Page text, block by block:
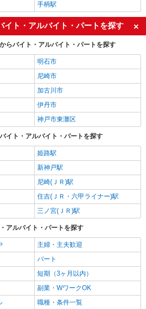
手柄駅
イト・アルバイト・パートを探す
らバイト・アルバイト・パートを探す
明石市
尼崎市
加古川市
伊丹市
神戸市東灘区
イト・アルバイト・パートを探す
姫路駅
新神戸駅
尼崎(ＪＲ)駅
住吉(ＪＲ・六甲ライナー)駅
三ノ宮(ＪＲ)駅
アルバイト・パートを探す
主婦・主夫歓迎
パート
短期（3ヶ月以内）
副業・WワークOK
職種・条件一覧